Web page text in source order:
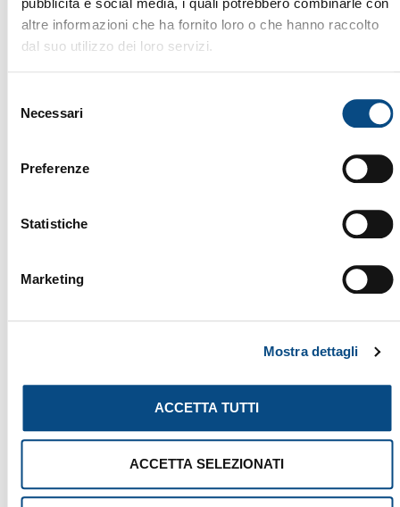
pubblicità e social media, i quali potrebbero combinarle con
altre informazioni che ha fornito loro o che hanno raccolto
dal suo utilizzo dei loro servizi.
delNecessari
Preferenze
Statistiche
Marketing
Mostra dettagli
ACCETTA TUTTI
ACCETTA SELEZIONATI
TIGER DEPACK HS20